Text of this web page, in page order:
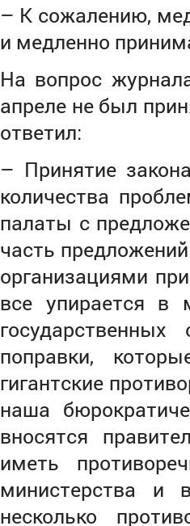
– К сожалению,
и медленно
На вопрос
апреле не был
ответил:
– Принятие
количества
палаты с
часть
организациями
все упирается в
поправки,
гигантские
наша
вносятся
иметь
министерства и
несколько